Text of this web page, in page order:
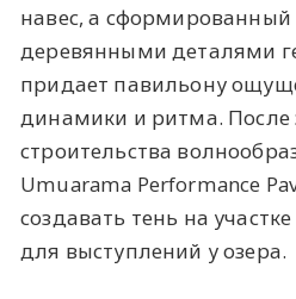
навес, а
деревянными деталями
придает павильону
динамики и ритма. После
строительства
Umuarama Performance
создавать тень на
для выступлений у озера.